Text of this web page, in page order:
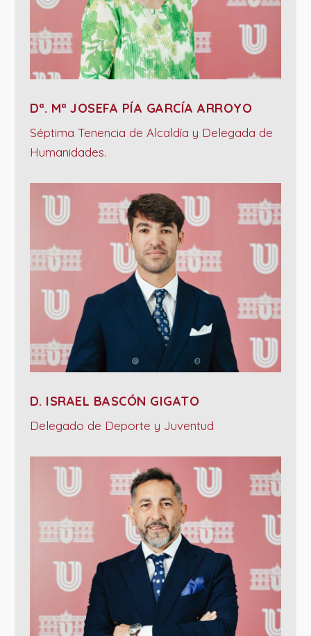
Dª. Mª JOSEFA PÍA GARCÍA ARROYO
Séptima Tenencia de Alcaldía y Delegada de
Humanidades.
D. ISRAEL BASCÓN GIGATO
Delegado de Deporte y Juventud